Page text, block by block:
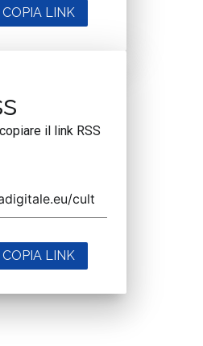
COPIA LINK
il link RSS
COPIA LINK